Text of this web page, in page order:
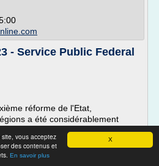
X
vous acceptez
des contenus et
En savoir plus
- Service Public Federal
réforme de l'Etat,
a été considérablement
de la loi spéciale de
des moyens
additionnelle régionale sur